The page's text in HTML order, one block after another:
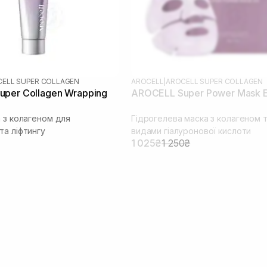
SUPER COLLAGEN
Collagen Wrapping
з колагеном для
ліфтингу
AROCELL AROCELL SUPER COLLAGEN
AROCELL Super Power Mask
Гідрогелева маска з колагеном
видами гіалуронової кислоти
1 025₴1 250₴